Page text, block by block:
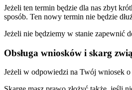
Jeżeli ten termin będzie dla nas zbyt
sposób. Ten nowy termin nie będzie
Jeżeli nie będziemy w stanie zapewnić
Obsługa wniosków i skarg
Jeżeli w odpowiedzi na Twój wniosek o